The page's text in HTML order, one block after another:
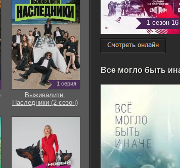
1 сезон
Все могло быть
1 серия
Выживалити.
Наследники (2 сезон)